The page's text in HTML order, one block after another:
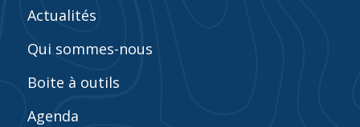
Actualités
Qui sommes-nous
Boite à outils
Agenda